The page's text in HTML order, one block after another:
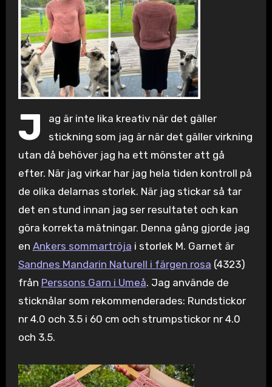
J
ag är inte lika kreativ när det gäller
stickning som jag är när det gäller virkning
utan då behöver jag ha ett mönster att gå
efter. När jag virkar har jag hela tiden kontroll på
de olika delarnas storlek. När jag stickar så tar
det en stund innan jag ser resultatet och kan
göra korrekta mätningar. Denna gång gjorde jag
en Ankers sommartröja i storlek M. Garnet är
Sandnes Mandarin Naturell i färgen rosa (4323)
från Perssons Garn i Umeå. Jag använde de
sticknålar som rekommenderades: Rundstickor
nr 4.0 och 3.5 i 60 cm och strumpstickor nr 4.0
och 3.5.